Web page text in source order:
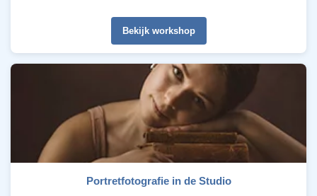
Bekijk workshop
Portretfotografie in de Studio